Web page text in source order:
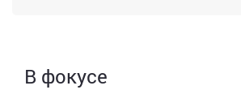
В фокусе